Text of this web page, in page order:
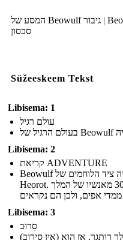
המסע של Beowulf גיבור | Beowulf אפי גיבור | Beowulf תקציר | גרנדל | אנגלו
סכסון
Süžeeskeem Tekst
Libisema: 1
עולם רגיל
Libisema: 2
קריאת ADVENTURE
Beowulf שמע סיפורים על מפלצת המכונה גרנדל, שהיה ציד הלוחמים של
Heorot. במשך תריסר שנים, גרנדל נהרגו יותר מ -30 מאנשיו של המלך
Libisema: 3
סֵרוּב
(אין סירוב) בייוולף שאי אפשר לסרב לה למצוקתם של המלך רותגר, אז הוא